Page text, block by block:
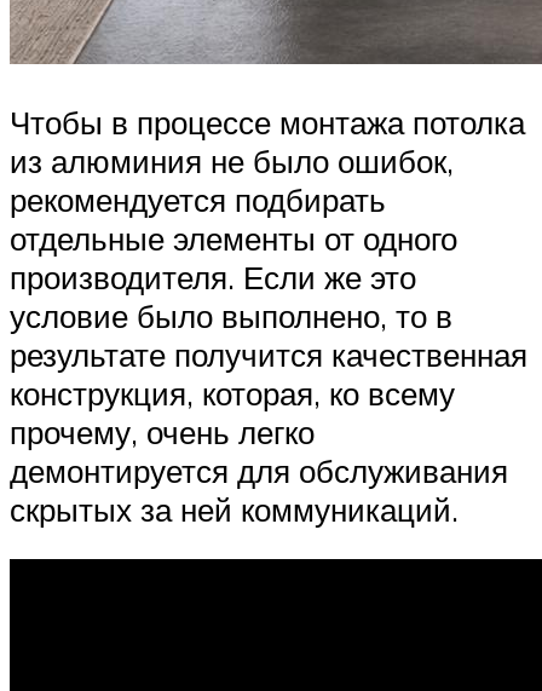
Чтобы в процессе монтажа потолка
из алюминия не было ошибок,
рекомендуется подбирать
отдельные элементы от одного
производителя. Если же это
условие было выполнено, то в
результате получится качественная
конструкция, которая, ко всему
прочему, очень легко
демонтируется для обслуживания
скрытых за ней коммуникаций.